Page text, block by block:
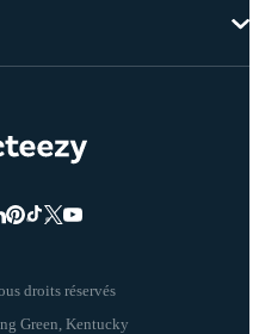
droits réservés